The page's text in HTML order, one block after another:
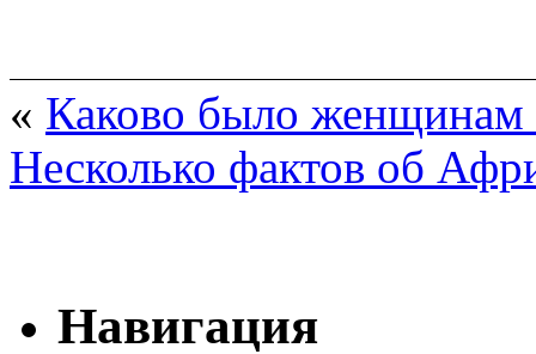
« Каково было женщинам
Несколько фактов об
Навигация